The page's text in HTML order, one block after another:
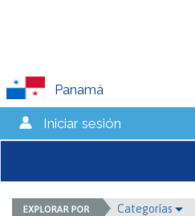
Panamá
Iniciar sesión
Categorías